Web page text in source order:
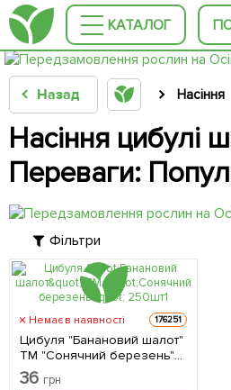
КАТАЛОГ
Назад Насіння
Насіння цибулі
Переваги:
Фільтри
Немає в наявності 176251
Цибуля "Банановий шалот"
ТМ "Сонячний березень"
250шт
36 грн